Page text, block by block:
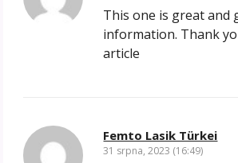
This one is great and
information. Thank
article
Femto Lasik Türkei
31 srpna, 2023 (16:49)